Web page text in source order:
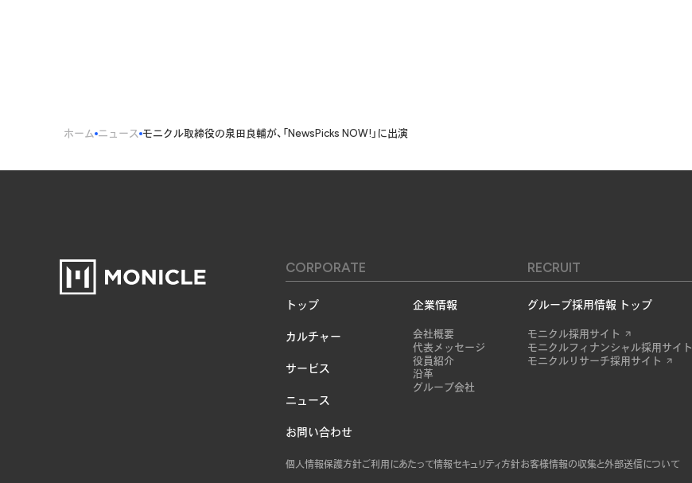
ホーム ニュース モニクル取締役の泉田良輔が、「NewsPicks NOW!」に出演
CORPORATE
トップ
カルチャー
サービス
ニュース
お問い合わせ
企業情報
会社概要
代表メッセージ
役員紹介
沿革
グループ会社
RECRUIT
グループ採用情報 トップ
モニクル採用サイト
モニクルフィナンシャル採用サイト
モニクルリサーチ採用サイト
個人情報保護方針ご利用にあたって情報セキュリティ方針お客様情報の収集と外部送信について